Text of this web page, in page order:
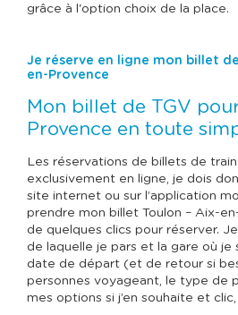
grâce à l'option choix de la place.
Je réserve en ligne mon billet
en-Provence
Mon billet de TGV
Provence en toute
Les réservations de billets de
exclusivement en ligne, je dois
site internet ou sur l’application
prendre mon billet Toulon – Aix-
de quelques clics pour réserver.
de laquelle je pars et la gare où je
date de départ (et de retour si
personnes voyageant, le type de
mes options si j’en souhaite et